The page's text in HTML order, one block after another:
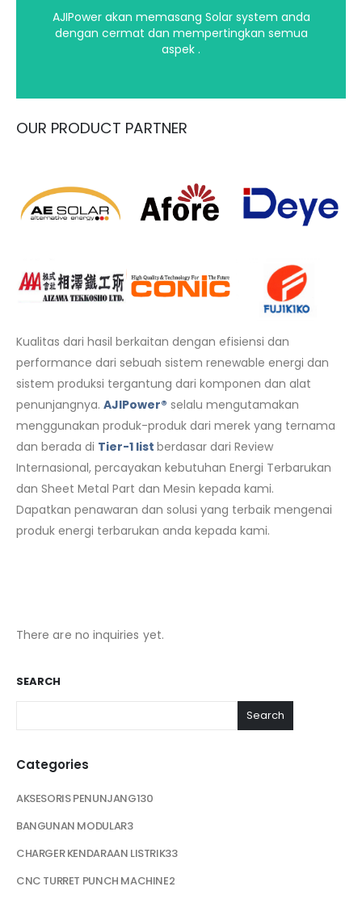
AJIPower akan memasang Solar system anda
dengan cermat dan mempertingkan semua
aspek .
Hubungi kami
OUR PRODUCT PARTNER
Kualitas dari hasil berkaitan dengan efisiensi dan
performance dari sebuah sistem renewable energi dan
sistem produksi tergantung dari komponen dan alat
penunjangnya. AJIPower® selalu mengutamakan
menggunakan produk-produk dari merek yang ternama
dan berada di Tier-1 list berdasar dari Review
Internasional, percayakan kebutuhan Energi Terbarukan
dan Sheet Metal Part dan Mesin kepada kami.
Dapatkan penawaran dan solusi yang terbaik mengenai
produk energi terbarukan anda kepada kami.
There are no inquiries yet.
SEARCH
Search
Categories
AKSESORIS PENUNJANG130
BANGUNAN MODULAR3
CHARGER KENDARAAN LISTRIK33
CNC TURRET PUNCH MACHINE2